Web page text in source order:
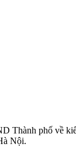
phố về
Nội.